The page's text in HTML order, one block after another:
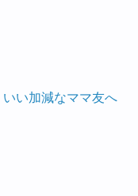
い加減なママ友へ